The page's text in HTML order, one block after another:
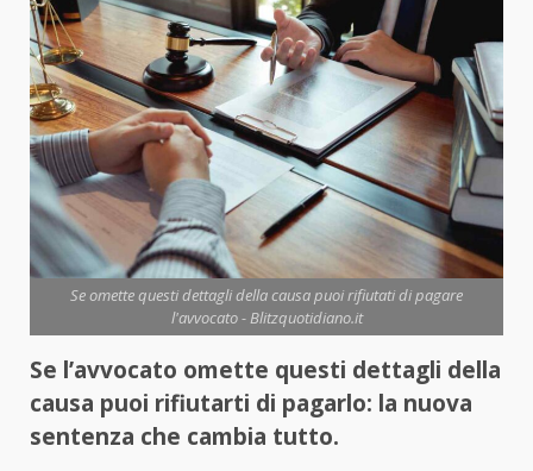
Se omette questi dettagli della causa puoi rifiutati di pagare
l'avvocato - Blitzquotidiano.it
Se l’avvocato omette questi dettagli della
causa puoi rifiutarti di pagarlo: la nuova
sentenza che cambia tutto.